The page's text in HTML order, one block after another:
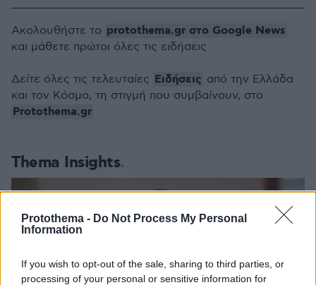
Protothema - Do Not Process My Personal
Information
If you wish to opt-out of the sale, sharing to third parties, or
processing of your personal or sensitive information for
Thema Insights
Ακολουθήστε το protothema.gr στο Google News
και μάθετε πρώτοι όλες τις ειδήσεις
Δείτε όλες τις τελευταίες Ειδήσεις από την Ελλάδα
και τον Κόσμο, τη στιγμή που συμβαίνουν, στο
Protothema.gr